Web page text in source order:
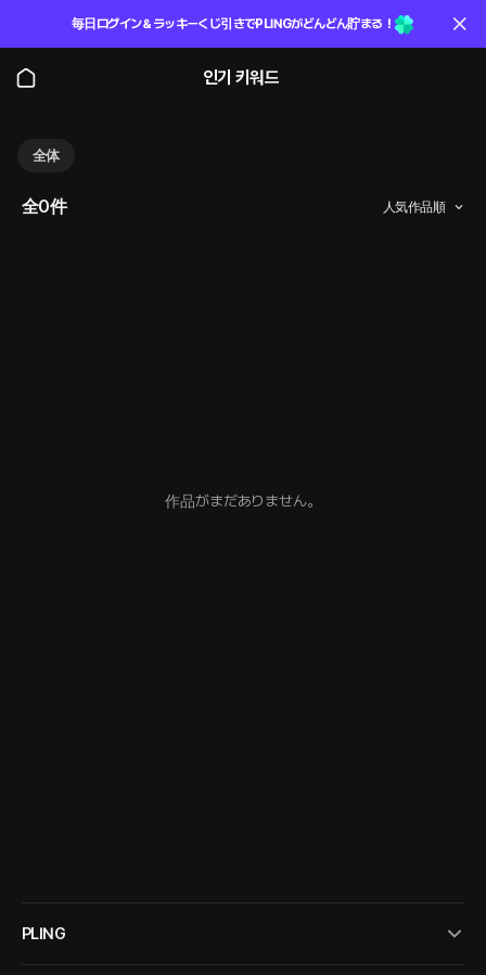
毎日ログイン＆ラッキーくじ引きでPLINGがどんどん貯まる！
인기 키워드
全体
全0件 人気作品順
作品がまだありません。
PLING